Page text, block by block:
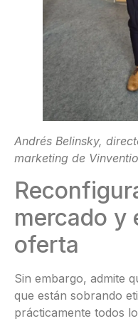
Andrés Belinsky,
marketing de
mercado y
oferta
Sin embargo, admite
que están sobrando
prácticamente todos